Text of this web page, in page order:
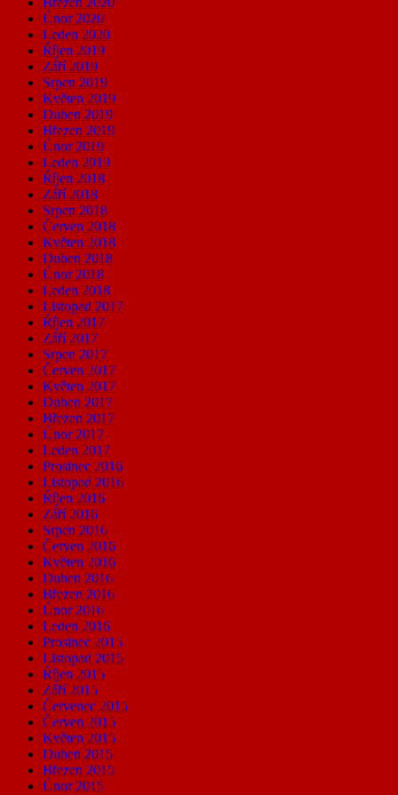
Únor 2020
Leden 2020
Říjen 2019
Září 2019
Srpen 2019
Květen 2019
Duben 2019
Březen 2019
Únor 2019
Leden 2019
Říjen 2018
Září 2018
Srpen 2018
Červen 2018
Květen 2018
Duben 2018
Únor 2018
Leden 2018
Listopad 2017
Říjen 2017
Září 2017
Srpen 2017
Červen 2017
Květen 2017
Duben 2017
Březen 2017
Únor 2017
Leden 2017
Prosinec 2016
Listopad 2016
Říjen 2016
Září 2016
Srpen 2016
Červen 2016
Květen 2016
Duben 2016
Březen 2016
Únor 2016
Leden 2016
Prosinec 2015
Listopad 2015
Říjen 2015
Září 2015
Červenec 2015
Červen 2015
Květen 2015
Duben 2015
Březen 2015
Únor 2015